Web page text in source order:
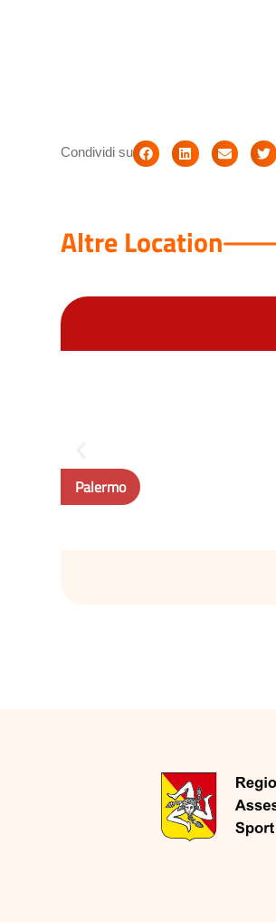
Condividi su
Altre Location
Palermo